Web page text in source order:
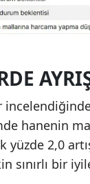
hanenin
yüzde 2,0
sınırlı bir